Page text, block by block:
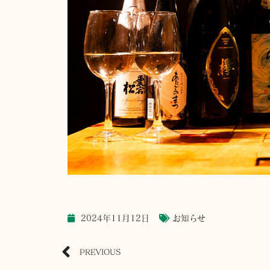
2024年11月12日 お知らせ
PREVIOUS